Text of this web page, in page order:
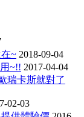
~ 2018-09-04
~!! 2017-04-04
瑞卡斯就對了
02-03